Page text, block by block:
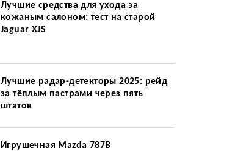
Лучшие средства для ухода за
кожаным салоном: тест на старой
Jaguar XJS
Лучшие радар-детекторы 2025: рейд
за тёплым пастрами через пять
штатов
Игрушечная Mazda 787B